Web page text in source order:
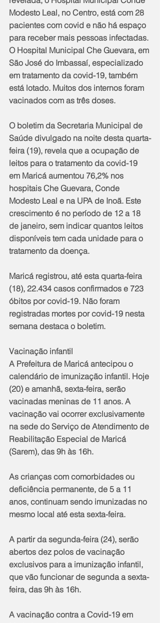
Modesto Leal, no Centro, está com 28
pacientes com covid e não há espaço
para receber mais pessoas infectadas.
O Hospital Municipal Che Guevara, em
São José do Imbassaí, especializado
em tratamento da covid-19, também
está lotado. Muitos dos internos foram
vacinados com as três doses.
O boletim da Secretaria Municipal de
Saúde divulgado na noite desta quarta-
feira (19), revela que a ocupação de
leitos para o tratamento da covid-19
em Maricá aumentou 76,2% nos
hospitais Che Guevara, Conde
Modesto Leal e na UPA de Inoã. Este
crescimento é no período de 12 a 18
de janeiro, sem indicar quantos leitos
disponíveis tem cada unidade para o
tratamento da doença.
Maricá registrou, até esta quarta-feira
(18), 22.434 casos confirmados e 723
óbitos por covid-19. Não foram
registradas mortes por covid-19 nesta
semana destaca o boletim.
Vacinação infantil
A Prefeitura de Maricá antecipou o
calendário de imunização infantil. Hoje
(20) e amanhã, sexta-feira, serão
vacinadas meninas de 11 anos. A
vacinação vai ocorrer exclusivamente
na sede do Serviço de Atendimento de
Reabilitação Especial de Maricá
(Sarem), das 9h às 16h.
As crianças com comorbidades ou
deficiência permanente, de 5 a 11
anos, continuam sendo imunizadas no
mesmo local até esta sexta-feira.
A partir da segunda-feira (24), serão
abertos dez polos de vacinação
exclusivos para a imunização infantil,
que vão funcionar de segunda a sexta-
feira, das 9h às 16h.
A vacinação contra a Covid-19 em